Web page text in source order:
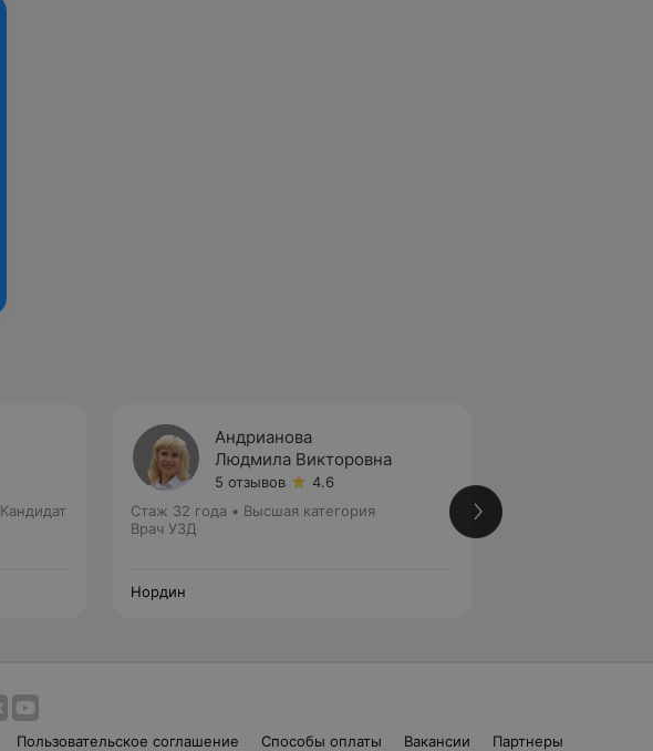
Кандидат
Андрианова
Людмила Викторовна
5 отзывов
4.6
Стаж 32 года • Высшая категория
Врач УЗД
Нордин
Пользовательское соглашение Способы оплаты Вакансии Партнеры